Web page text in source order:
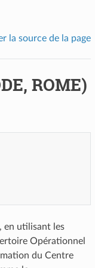
la source de la page
ROME)
en utilisant les
Opérationnel
du Centre